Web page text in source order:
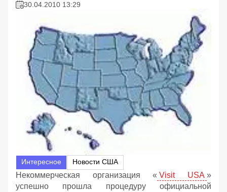
30.04.2010 13:29
Интересное Новости США
Некоммерческая организация « Visit USA »
успешно прошла процедуру официальной